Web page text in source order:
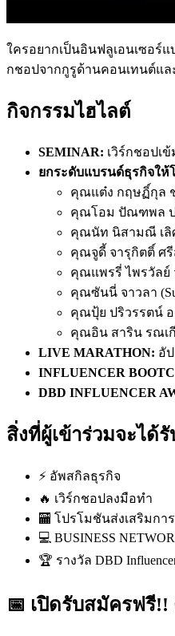
ใครอยากเป็นอินฟลูเอนเซอร์
กชอปจากกูรูด้านคอนเทนต์แล
กิจกรรมไฮไลต์
SEMINAR: เวิร์กชอปเ
ยกระดับแบรนด์ธุรกิจให้
คุณแต๋ง กฤษฏิ์กุล ชุ
คุณโอม ปัณฑพล ป
คุณนัท นิสามณี เลิศ
คุณจูดี้ จารุกิตติ์ ศรี
คุณแพรรี่ ไพรวัลย์
คุณซันนี่ จาวลา
คุณปุ้ย ปริวรรตน์
คุณอิน สาริน รณเกี
LIVE MARATHON: อั
INFLUENCER
DBD INFLUENCER
สิ่งที่ผู้เข้าร่วมจะได้รั
⚡ อัพสกิลธุรกิจ
🔥 เวิร์กชอปลงมือทำ
🏧 โปรโมชันส่งเสริมกา
💻 BUSINESS
🏆 รางวัล DBD
📅 เปิดรับสมัครฟรี!!